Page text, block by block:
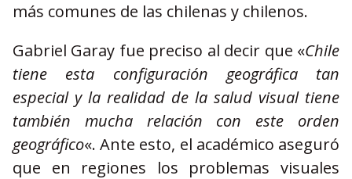
más comunes de las chilenas y chilenos.
Gabriel Garay fue preciso al decir que «Chile
tiene esta configuración geográfica tan
especial y la realidad de la salud visual tiene
también mucha relación con este orden
geográfico«. Ante esto, el académico aseguró
que en regiones los problemas visuales